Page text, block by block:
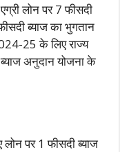
लोन पर 7 फीसदी
ब्याज का भुगतान
25 के लिए राज्य
अनुदान योजना के
पर 1 फीसदी ब्याज